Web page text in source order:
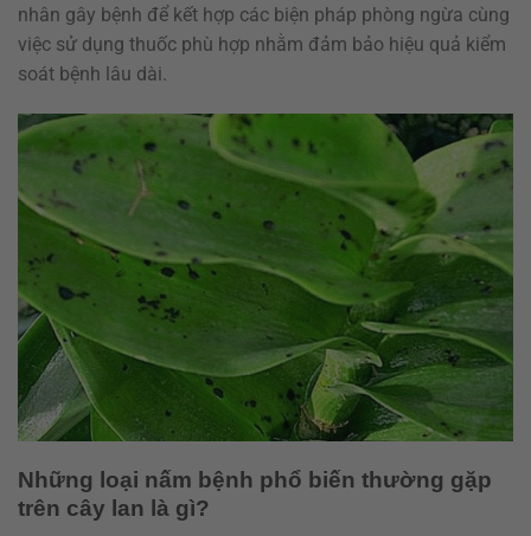
nhân gây bệnh để kết hợp các biện pháp phòng ngừa cùng
việc sử dụng thuốc phù hợp nhằm đảm bảo hiệu quả kiểm
soát bệnh lâu dài.
Những loại nấm bệnh phổ biến thường gặp
trên cây lan là gì?